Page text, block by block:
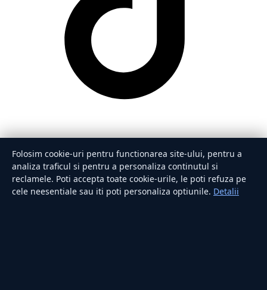
Folosim cookie-uri pentru functionarea site-ului, pentru a
analiza traficul si pentru a personaliza continutul si
reclamele. Poti accepta toate cookie-urile, le poti refuza pe
cele neesentiale sau iti poti personaliza optiunile. Detalii